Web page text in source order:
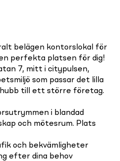
belägen kontorslokal för
perfekta platsen för dig!
7, mitt i citypulsen,
som passar det lilla
till ett större företag.
i blandad
och mötesrum. Plats
och bekvämligheter
efter dina behov